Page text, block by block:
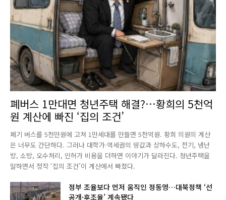
폐버스 1만대면 청년주택 해결?…황희의 5천억
원 계산에 빠진 ‘집의 조건’
폐기 버스를 5천만원에 고쳐 1만세대를 만들면 5천억원. 황희 의원의 계산
은 너무도 간단하다. 그러나 대학가·역세권의 땅값과 상하수도, 전기, 냉난
방, 소방, 오수처리, 인허가 비용을 더하면 이야기가 달라진다. 청년주택을
말하면서 정작 ‘집의 조건’이 계산에서 빠졌다.
정부 조율보다 먼저 움직인 정동영…대북정책 ‘선
공개·후조율’ 계속됐다